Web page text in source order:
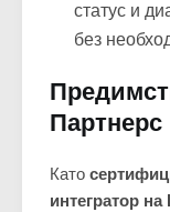
статус и
без
Партнерс
Като
интегратор